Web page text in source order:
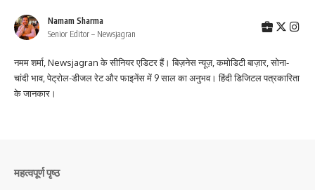
Namam Sharma
Senior Editor – Newsjagran
नमम शर्मा, Newsjagran के सीनियर एडिटर हैं। बिज़नेस न्यूज़, कमोडिटी बाज़ार, सोना-
चांदी भाव, पेट्रोल-डीजल रेट और फाइनेंस में 9 साल का अनुभव। हिंदी डिजिटल पत्रकारिता
के जानकार।
महत्वपूर्ण पृष्ठ